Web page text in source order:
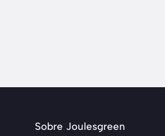
Sobre Joulesgreen